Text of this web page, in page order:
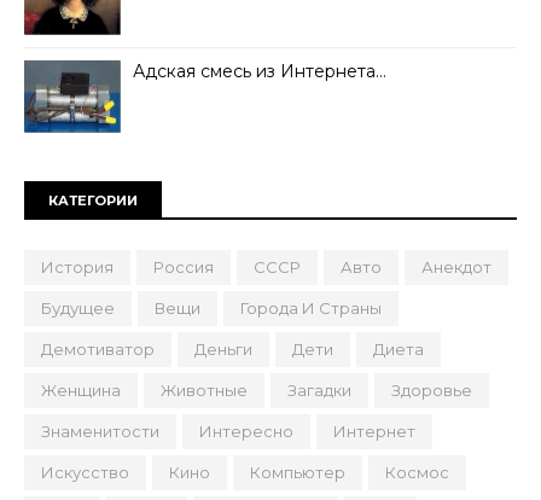
Адская смесь из Интернета…
КАТЕГОРИИ
История Россия СССР Авто Анекдот
Будущее Вещи Города И Страны
Демотиватор Деньги Дети Диета
Женщина Животные Загадки Здоровье
Знаменитости Интересно Интернет
Искусство Кино Компьютер Космос